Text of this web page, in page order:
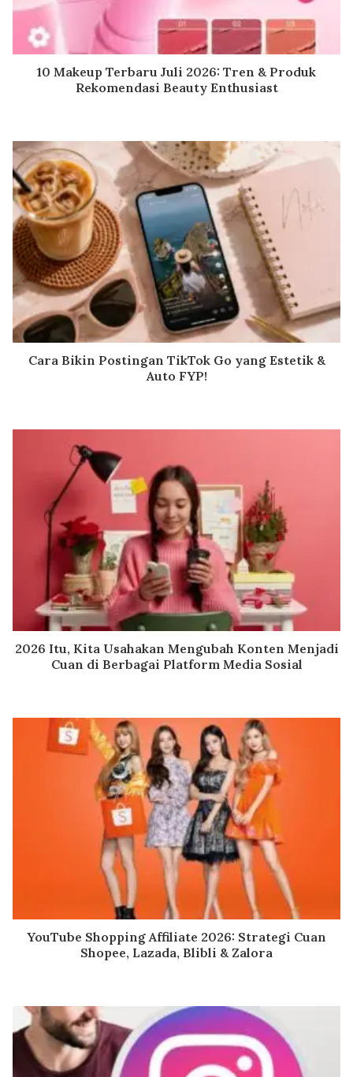
10 Makeup Terbaru Juli 2026: Tren & Produk
Rekomendasi Beauty Enthusiast
Cara Bikin Postingan TikTok Go yang Estetik &
Auto FYP!
2026 Itu, Kita Usahakan Mengubah Konten Menjadi
Cuan di Berbagai Platform Media Sosial
YouTube Shopping Affiliate 2026: Strategi Cuan
Shopee, Lazada, Blibli & Zalora